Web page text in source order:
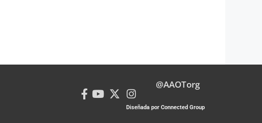
@AAOTorg
Diseñada por Connected Group